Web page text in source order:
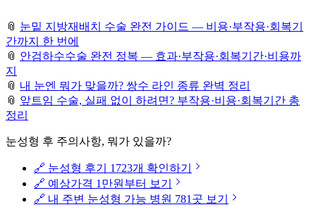
📎 눈밑 지방재배치 수술 완전 가이드 — 비용·부작용·회복기
간까지 한 번에
📎 안검하수수술 완전 정복 — 효과·부작용·회복기간·비용까
지
📎 내 눈엔 뭐가 맞을까? 쌍수 라인 종류 완벽 정리
📎 앞트임 수술, 실패 없이 하려면? 부작용·비용·회복기간 총
정리
눈성형 후 주의사항, 뭐가 있을까?
🔗 눈성형 후기 1723개 확인하기
🔗 예상가격 1만원부터 보기
🔗 내 주변 눈성형 가능 병원 781곳 보기